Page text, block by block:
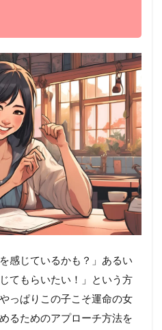
感じているかも？」あるい
てもらいたい！」という方
っぱりこの子こそ運命の女
るためのアプローチ方法を